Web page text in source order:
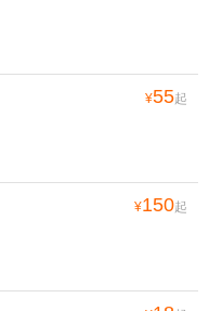
¥55起
¥150起